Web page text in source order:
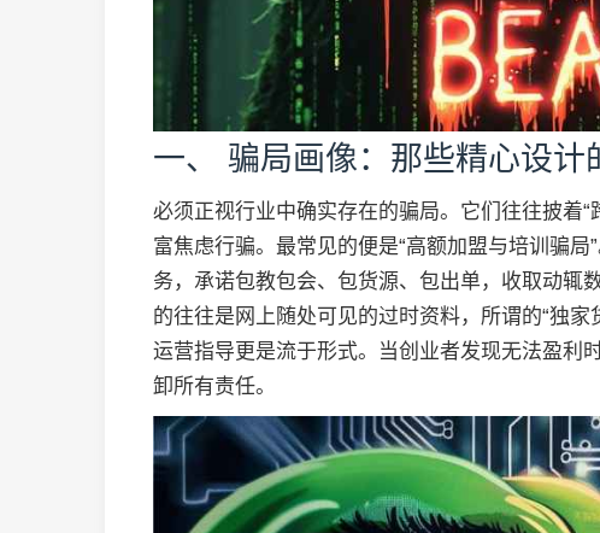
一、 骗局画像：那些精心设计
必须正视行业中确实存在的骗局。它们往往披着
富焦虑行骗。最常见的便是“高额加盟与培训骗局
务，承诺包教包会、包货源、包出单，收取动辄
的往往是网上随处可见的过时资料，所谓的“独
运营指导更是流于形式。当创业者发现无法盈利
卸所有责任。